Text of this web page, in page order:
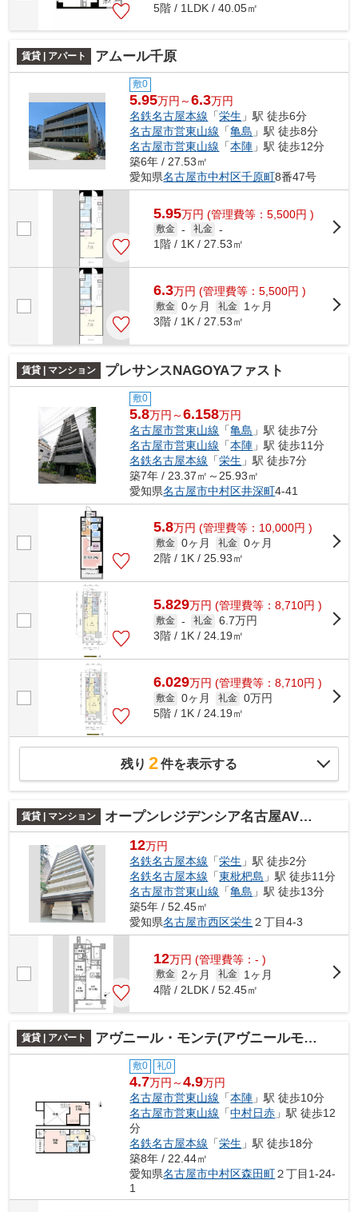
5階 / 1LDK / 40.05㎡
賃貸 | アパート アムール千原
敷0
5.95万円～6.3万円
名鉄名古屋本線 「栄生 」駅 徒歩6分
名古屋市営東山線 「亀島 」駅 徒歩8分
名古屋市営東山線 「本陣 」駅 徒歩12分
築6年 / 27.53㎡
愛知県名古屋市中村区千原町8番47号
5.95万円 (管理費等：5,500円 )
敷金 - 礼金 -
1階 / 1K / 27.53㎡
6.3万円 (管理費等：5,500円 )
敷金 0ヶ月 礼金
1ヶ月
3階 / 1K / 27.53㎡
賃貸 | マンション プレサンスNAGOYAファスト
敷0
5.8万円～6.158万円
名古屋市営東山線 「亀島 」駅 徒歩7分
名古屋市営東山線 「本陣 」駅 徒歩11分
名鉄名古屋本線 「栄生 」駅 徒歩7分
築7年 / 23.37㎡～25.93㎡
愛知県名古屋市中村区井深町4-41
5.8万円 (管理費等：10,000円 )
敷金 0ヶ月 礼金 0ヶ月
2階 / 1K / 25.93㎡
5.829万円 (管理費等：8,710円 )
敷金 - 礼金 6.7万円
3階 / 1K / 24.19㎡
6.029万円 (管理費等：8,710円 )
敷金 0ヶ月 礼金 0万円
5階 / 1K / 24.19㎡
残り 2件を表示する
賃貸 | マンション オープンレジデンシア名古屋AVENUE
12万円
名鉄名古屋本線 「栄生 」駅 徒歩2分
名鉄名古屋本線 「東枇杷島 」駅 徒歩11分
名古屋市営東山線 「亀島 」駅 徒歩13分
築5年 / 52.45㎡
愛知県名古屋市西区栄生 ２丁目4-3
12万円 (管理費等：- )
敷金 2ヶ月 礼金
1ヶ月
4階 / 2LDK / 52.45㎡
賃貸 | アパート アヴニール・モンテ(アヴニールモンテ)
敷0 礼0
4.7万円～4.9万円
名古屋市営東山線 「本陣 」駅 徒歩10分
名古屋市営東山線 「中村日赤 」駅 徒歩12
分
名鉄名古屋本線 「栄生 」駅 徒歩18分
築8年 / 22.44㎡
愛知県名古屋市中村区森田町２丁目1-24-
1